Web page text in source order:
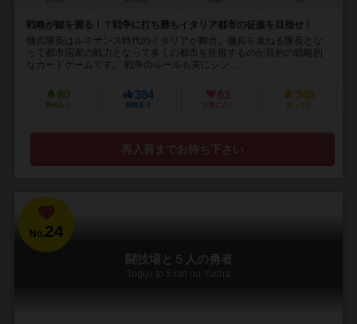
戦略が鍵を握る！？戦争に打ち勝ちイタリア都市の征服を目指せ！
傭兵隊長はルネサンス時代のイタリアが舞台。傭兵を束ねる隊長とな
って都市国家の戦力となって多くの都市を征服するのが目的の戦略的
なカードゲームです。 戦争のルールも実にシン...
80
興味あり
384
経験あり
63
お気に入り
340
持ってる
再入荷までお待ち下さい
No.24
闘技場と５人の勇者
Togijo to 5 nin no Yusha